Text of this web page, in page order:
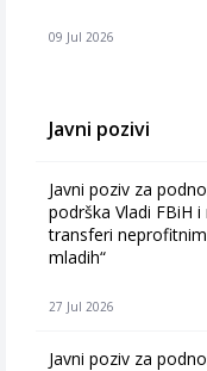
09 Jul 2026
Javni pozivi
Javni poziv za
podrška Vladi FBiH
transferi
mladih“
27 Jul 2026
Javni poziv za